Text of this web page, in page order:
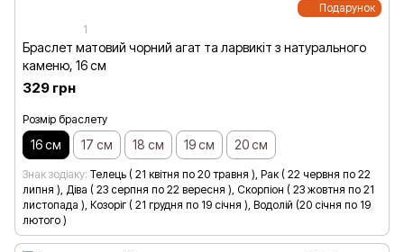
Подарунок
1
Браслет матовий чорний агат та ларвикіт з натурального
каменю, 16 см
329 грн
Розмір браслету
16 см 17 см 18 см 19 см 20 см
Знак зодіаку Телець ( 21 квітня по 20 травня ), Рак ( 22 червня по 22
липня ), Діва ( 23 серпня по 22 вересня ), Скорпіон ( 23 жовтня по 21
листопада ), Козоріг ( 21 грудня по 19 січня ), Водолій (20 січня по 19
лютого )